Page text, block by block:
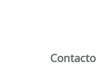
Contacto